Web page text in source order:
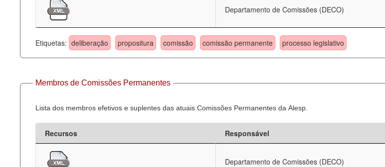
Departamento de Comissões (DECO)
Etiquetas: deliberação propositura comissão comissão permanente processo legislativo
Membros de Comissões Permanentes
Lista dos membros efetivos e suplentes das atuais Comissões Permanentes da Alesp.
Recursos Responsável
Departamento de Comissões (DECO)